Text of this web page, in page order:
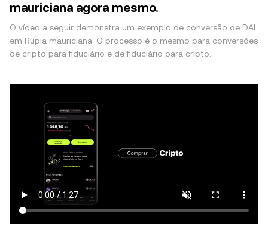
mauriciana agora mesmo.
O vídeo a seguir demonstra um exemplo de conversão de DAI
em Rupia mauriciana. O processo é o mesmo para conversões
de cripto para fiduciário e de fiduciário para cripto.